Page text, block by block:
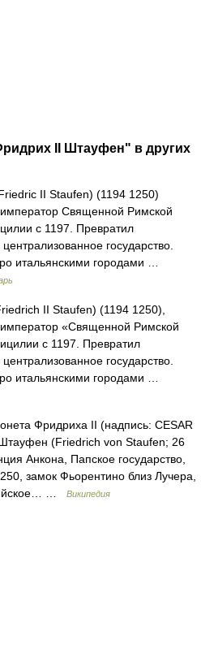
II Штауфен" в других
II Staufen) (1194 1250)
Священной Римской
с 1197. Превратил
государство.
итальянскими городами …
II Staufen) (1194 1250),
«Священной Римской
с 1197. Превратил
государство.
итальянскими городами …
Фридриха II (надпись: CESAR
(Friedrich von Staufen; 26
Анкона, Папское государство,
замок Фьорентино близ Лучера,
…
Википедия